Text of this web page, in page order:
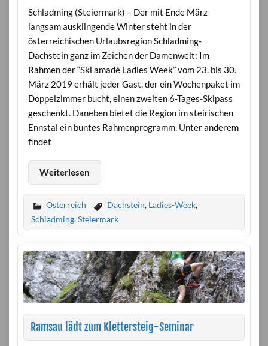
Schladming (Steiermark) – Der mit Ende März
langsam ausklingende Winter steht in der
österreichischen Urlaubsregion Schladming-
Dachstein ganz im Zeichen der Damenwelt: Im
Rahmen der “Ski amadé Ladies Week” vom 23. bis 30.
März 2019 erhält jeder Gast, der ein Wochenpaket im
Doppelzimmer bucht, einen zweiten 6-Tages-Skipass
geschenkt. Daneben bietet die Region im steirischen
Ennstal ein buntes Rahmenprogramm. Unter anderem
findet
Weiterlesen
Österreich Dachstein, Ladies-Week,
Schladming,Steiermark
Ramsau lädt zum Klettersteig-Seminar